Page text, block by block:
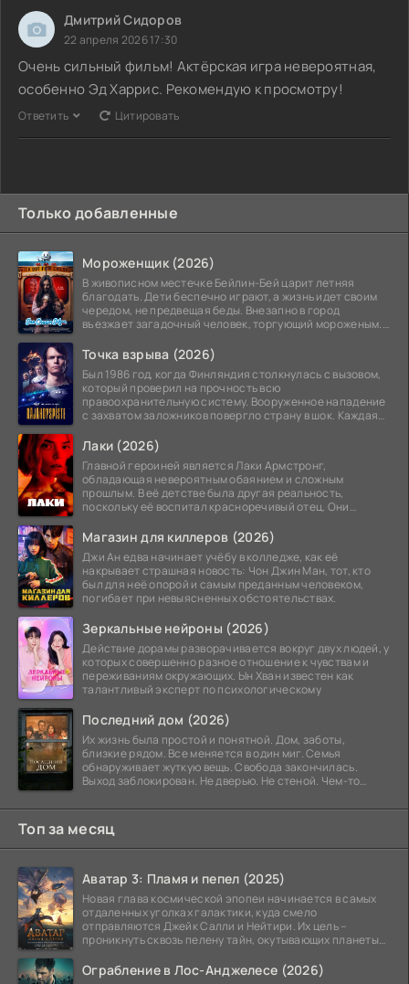
Дмитрий Сидоров
22 апреля 2026 17:30
Очень сильный фильм! Актёрская игра невероятная,
особенно Эд Харрис. Рекомендую к просмотру!
Ответить Цитировать
Только добавленные
Мороженщик (2026)
В живописном местечке Бейлин-Бей царит летняя
благодать. Дети беспечно играют, а жизнь идет своим
чередом, не предвещая беды. Внезапно в город
въезжает загадочный человек, торгующий мороженым.
Точка взрыва (2026)
Был 1986 год, когда Финляндия столкнулась с вызовом,
который проверил на прочность всю
правоохранительную систему. Вооруженное нападение
с захватом заложников повергло страну в шок. Каждая
Лаки (2026)
Главной героиней является Лаки Армстронг,
обладающая невероятным обаянием и сложным
прошлым. В её детстве была другая реальность,
поскольку её воспитал красноречивый отец. Они
Магазин для киллеров (2026)
Джи Ан едва начинает учёбу в колледже, как её
накрывает страшная новость: Чон Джин Ман, тот, кто
был для неё опорой и самым преданным человеком,
погибает при невыясненных обстоятельствах.
Зеркальные нейроны (2026)
Действие дорамы разворачивается вокруг двух людей, у
которых совершенно разное отношение к чувствам и
переживаниям окружающих. Ын Хван известен как
талантливый эксперт по психологическому
Последний дом (2026)
Их жизнь была простой и понятной. Дом, заботы,
близкие рядом. Все меняется в один миг. Семья
обнаруживает жуткую вещь. Свобода закончилась.
Выход заблокирован. Не дверью. Не стеной. Чем-то
Топ за месяц
Аватар 3: Пламя и пепел (2025)
Новая глава космической эпопеи начинается в самых
отдаленных уголках галактики, куда смело
отправляются Джейк Салли и Нейтири. Их цель –
проникнуть сквозь пелену тайн, окутывающих планеты
Ограбление в Лос-Анджелесе (2026)